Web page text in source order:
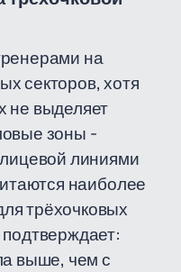
на
секторов, хотя
не выделяет
зоны -
линиями
наиболее
трёхочковых
выше, чем с